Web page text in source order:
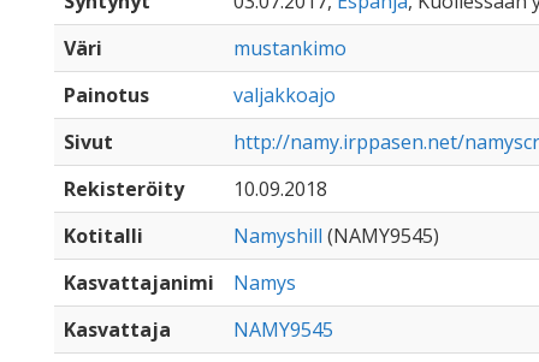
Väri
mustankimo
Painotus
valjakkoajo
Sivut
http://namy.irppasen.net/
Rekisteröity
10.09.2018
Kotitalli
Namyshill (NAMY9545)
Kasvattajanimi
Namys
Kasvattaja
NAMY9545